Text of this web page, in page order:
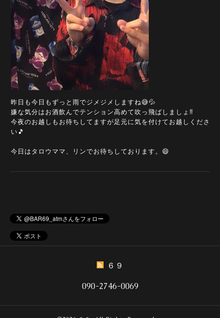
昨日も今日もずっと雨でジメジメしますね😅💦
嫌な気分はお酒飲んでテンション高めて吹っ飛ばしましょ‼️
今夜のお越しもお待ちしてますが足元に気を付けてお越しくださ
い🎵
今日はタロウママ、リンでお待ちしております。😄
６９
090-2746-0069